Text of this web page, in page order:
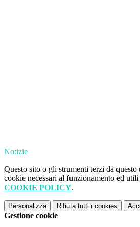
Notizie
Questo sito o gli strumenti terzi da
cookie necessari al funzionamento ed
COOKIE POLICY.
Personalizza Rifiuta tutti i cookies
Gestione cookie